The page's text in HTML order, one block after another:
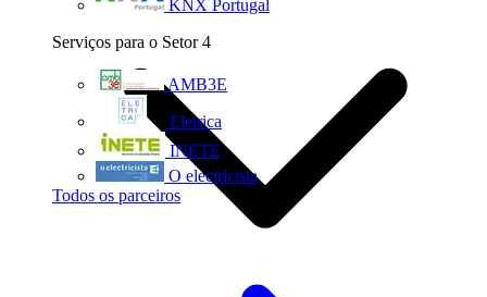
KNX Portugal
Serviços para o Setor 4
AMB3E
Eletrica
INETE
O electricista
Todos os parceiros